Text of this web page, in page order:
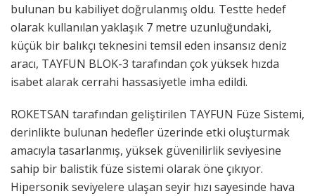
bulunan bu kabiliyet doğrulanmış oldu. Testte hedef
olarak kullanılan yaklaşık 7 metre uzunluğundaki,
küçük bir balıkçı teknesini temsil eden insansız deniz
aracı, TAYFUN BLOK-3 tarafından çok yüksek hızda
isabet alarak cerrahi hassasiyetle imha edildi.
ROKETSAN tarafından geliştirilen TAYFUN Füze Sistemi,
derinlikte bulunan hedefler üzerinde etki oluşturmak
amacıyla tasarlanmış, yüksek güvenilirlik seviyesine
sahip bir balistik füze sistemi olarak öne çıkıyor.
Hipersonik seviyelere ulaşan seyir hızı sayesinde hava